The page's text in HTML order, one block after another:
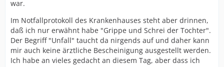
war.
Im Notfallprotokoll des Krankenhauses steht aber drinnen,
daß ich nur erwähnt habe "Grippe und Schrei der Tochter".
Der Begriff "Unfall" taucht da nirgends auf und daher kann
mir auch keine ärztliche Bescheinigung ausgestellt werden.
Ich habe an vieles gedacht an diesem Tag, aber dass ich